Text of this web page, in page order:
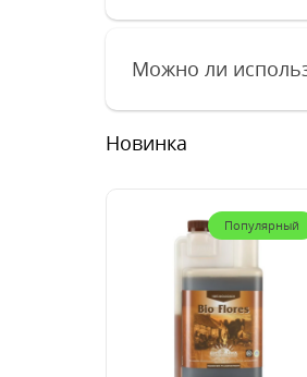
Можно ли
Новинка
Популярный